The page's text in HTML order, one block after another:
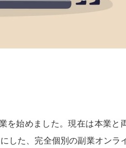
を始めました。現在は本業と
した、完全個別の副業オンラ